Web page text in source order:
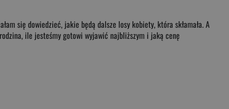
się dowiedzieć, jakie będą dalsze losy kobiety, która skłamała. A
ile jesteśmy gotowi wyjawić najbliższym i jaką cenę